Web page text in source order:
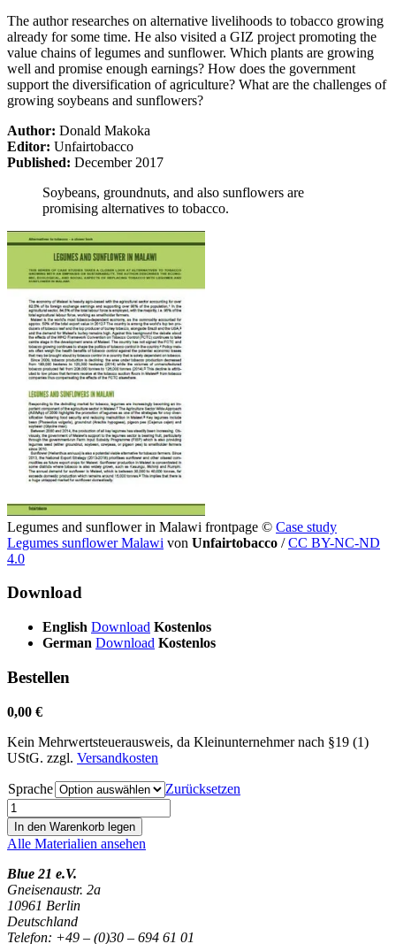
The author researches on alternative livelihoods to tobacco growing
already for some time. He also visited a GIZ project promoting the
value chains of legumes and sunflower. Which plants are growing
well and promise enough earnings? How does the government
support the diversification of agriculture? What are the challenges of
growing soybeans and sunflowers?
Author: Donald Makoka
Editor: Unfairtobacco
Published: December 2017
Soybeans, groundnuts, and also sunflowers are
promising alternatives to tobacco.
Legumes and sunflower in Malawi frontpage © Case study
Legumes sunflower Malawi von Unfairtobacco /CC BY-NC-ND
4.0
Download
English Download Kostenlos
German Download Kostenlos
Bestellen
0,00 €
Kein Mehrwertsteuerausweis, da Kleinunternehmer nach §19 (1)
UStG. zzgl. Versandkosten
Sprache
Zurücksetzen
Case
Study
Legumes
and
Sunflower
in
Malawi
Menge
In den Warenkorb legen
Alle Materialien ansehen
Blue 21 e.V.
Gneisenaustr. 2a
10961 Berlin
Deutschland
Telefon: +49 – (0)30 – 694 61 01